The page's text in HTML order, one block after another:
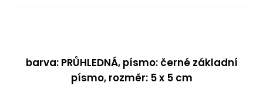
barva: PRŮHLEDNÁ, písmo: černé základní
písmo, rozměr: 5 x 5 cm